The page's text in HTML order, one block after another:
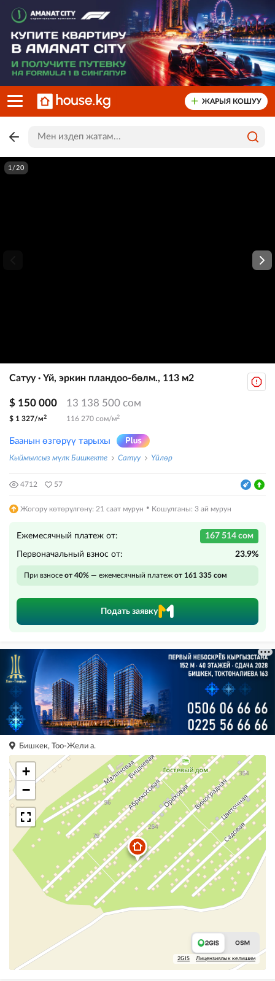
ЖАРЫЯ КОШУУ
1/20
Сатуу · Үй, эркин пландоо-бөлм., 113 м2
$ 150 000 13 138 500 сом
$ 1 327/м2 116 270 сом/м2
Баанын өзгөрүү тарыхы
Кыймылсыз мүлк Бишкекте Сатуу Үйлөр
4712 57
Жогору көтөрүлгөнү: 21 саат мурун · Кошулганы: 3 ай мурун
Ежемесячный платеж от: 167 514 сом
Первоначальный взнос от: 23.9%
При взносе от 40% — ежемесячный платеж от 161 335 сом
Подать заявку
Бишкек, Тоо-Жели а.
+
−
2GIS Лицензиялык келишим